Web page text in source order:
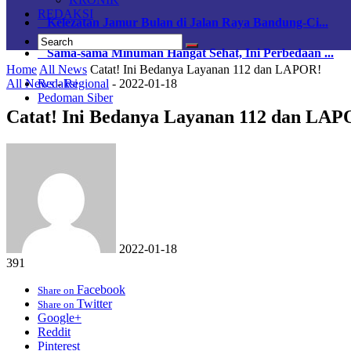
Kelezatan Jamur Bulan di Jalan Raya Bandung-Ci...
Sama-sama Minuman Hangat Sehat, Ini Perbedaan ...
Redaksi
Pedoman Siber
REDAKSI
Home All News Catat! Ini Bedanya Layanan 112 dan LAPOR!
All News-Regional - 2022-01-18
Catat! Ini Bedanya Layanan 112 dan
2022-01-18
391
Share on Facebook
Share on Twitter
Google+
Reddit
Pinterest